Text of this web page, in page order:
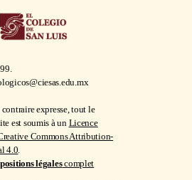
expresse, tout le
est soumis à un Licence
Commons Attribution-
4.0.
légalescomplet